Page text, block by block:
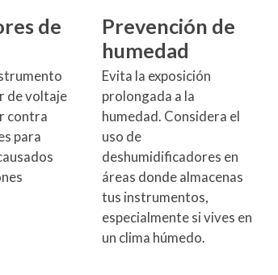
de
de voltaje
contra
para
Prevención de
humedad
Evita la exposición
prolongada a la
humedad. Considera el
uso de
deshumidificadores en
áreas donde almacenas
tus instrumentos,
especialmente si vives en
un clima húmedo.